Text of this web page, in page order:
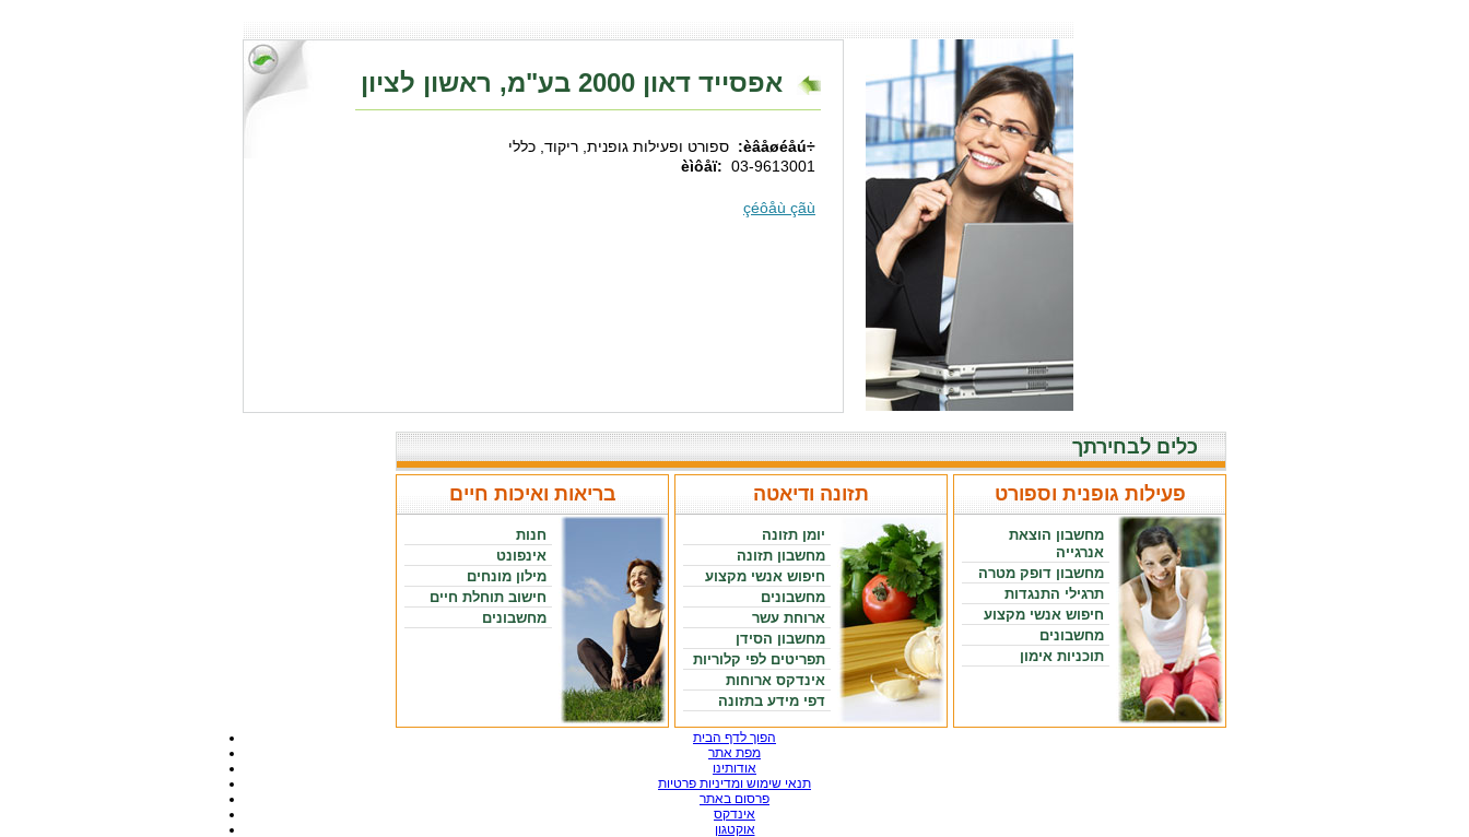
אפסייד דאון 2000 בע"מ, ראשון לציון
÷èâåøéåú:
ספורט ופעילות גופנית, ריקוד, כללי
èìôåï: 03-9613001
çéôåù çãù
כלים לבחירתך
פעילות גופנית וספורט
מחשבון הוצאת
אנרגייה
מחשבון דופק מטרה
תרגילי התנגדות
חיפוש אנשי מקצוע
מחשבונים
תוכניות אימון
תזונה ודיאטה
יומן תזונה
מחשבון תזונה
חיפוש אנשי מקצוע
מחשבונים
ארוחת עשר
מחשבון הסידן
תפריטים לפי קלוריות
אינדקס ארוחות
דפי מידע בתזונה
בריאות ואיכות חיים
חנות
אינפונט
מילון מונחים
חישוב תוחלת חיים
מחשבונים
הפוך לדף הבית
מפת אתר
אודותינו
תנאי שימוש ומדיניות פרטיות
פרסום באתר
אינדקס
אוקטגון